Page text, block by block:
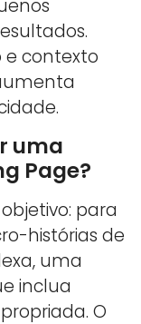
e contexto
uma
Page?
para
histórias de
uma
inclua
O